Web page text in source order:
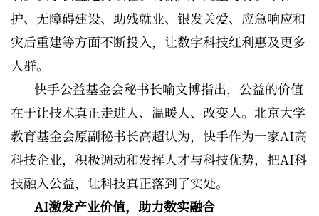
护、无障碍建设、助残就业、银发关爱、应急响应和
灾后重建等方面不断投入，让数字科技红利惠及更多
人群。
快手公益基金会秘书长喻文博指出，公益的价值
在于让技术真正走进人、温暖人、改变人。北京大学
教育基金会原副秘书长高超认为，快手作为一家AI高
科技企业，积极调动和发挥人才与科技优势，把AI科
技融入公益，让科技真正落到了实处。
AI激发产业价值，助力数实融合